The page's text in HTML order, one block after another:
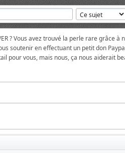
? Vous avez trouvé la perle rare grâce à
soutenir en effectuant un petit don
pour vous, mais nous, ça nous aiderait